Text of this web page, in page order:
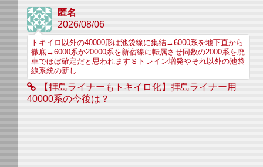
匿名
2026/08/06
トキイロ以外の40000形は池袋線に集結→6000系を地下直から
徹底→6000系か20000系を新宿線に転属させ同数の2000系を廃
車でほぼ確定だと思われますＳトレイン増発やそれ以外の池袋
線系統の新し...
【拝島ライナーもトキイロ化】拝島ライナー用
40000系の今後は？